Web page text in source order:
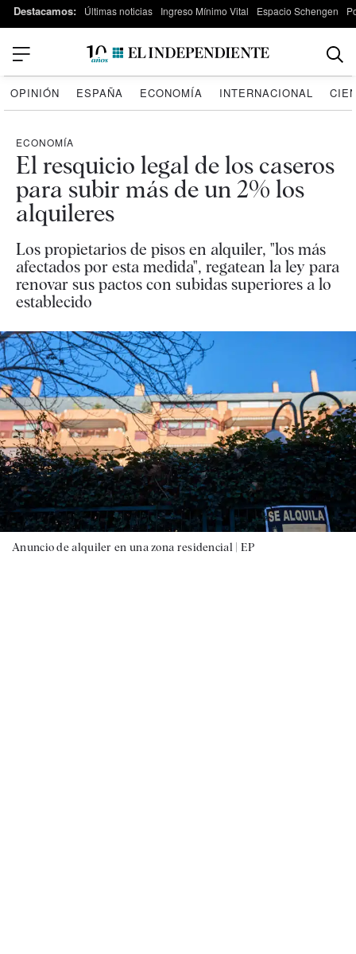
Destacamos: Últimas noticias Ingreso Mínimo Vital Espacio Schengen
OPINIÓN ESPAÑA ECONOMÍA INTERNACIONAL
ECONOMÍA
El resquicio legal de los caseros
para subir más de un 2% los
alquileres
Los propietarios de pisos en alquiler, "los más
afectados por esta medida", regatean la ley para
renovar sus pactos con subidas superiores a lo
establecido
Anuncio de alquiler en una zona residencial | EP